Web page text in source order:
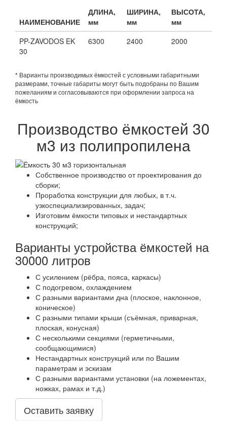
НАИМЕНОВАНИЕ
ДЛИНА,
мм
ШИРИНА,
мм
ВЫСОТА,
мм
PP-ZAVODOS EK
30
6300 2400 2000
* Варианты производимых ёмкостей с условными габаритными
размерами, точные габариты могут быть подобраны по Вашим
пожеланиям и согласовываются при оформлении запроса на
ёмкость
Производство ёмкостей 30
м3 из полипропилена
Собственное производство от проектирования до
сборки;
Проработка конструкции для любых, в т.ч.
узкоспециализированных, задач;
Изготовим ёмкости типовых и нестандартных
конструкций;
Варианты устройства ёмкостей на
30000 литров
С усилением (рёбра, пояса, каркасы)
С подогревом, охлаждением
С разными вариантами дна (плоское, наклонное,
коническое)
С разными типами крыши (съёмная, приварная,
плоская, конусная)
С несколькими секциями (герметичными,
сообщающимися)
Нестандартных конструкций или по Вашим
параметрам и эскизам
С разными вариантами установки (на ложементах,
ножках, рамах и т.д.)
Оставить заявку